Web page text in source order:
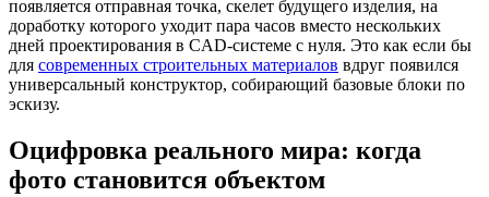
появляется отправная точка, скелет будущего изделия, на
доработку которого уходит пара часов вместо нескольких
дней проектирования в CAD-системе с нуля. Это как если бы
для современных строительных материалов вдруг появился
универсальный конструктор, собирающий базовые блоки по
эскизу.
Оцифровка реального мира: когда
фото становится объектом